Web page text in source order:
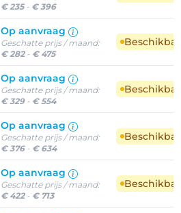
€ 235- € 396
Op aanvraag
Geschatte prijs / maand:
€ 282- € 475
Op aanvraag
Geschatte prijs / maand:
€ 329- € 554
Op aanvraag
Geschatte prijs / maand:
€ 376- € 634
Op aanvraag
Geschatte prijs / maand:
€ 422- € 713